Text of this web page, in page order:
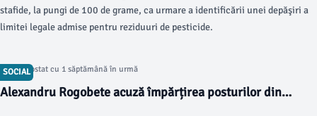
stafide, la pungi de 100 de grame, ca urmare a identificării unei depăşiri a
limitei legale admise pentru reziduuri de pesticide.
SOCIAL
Articol postat cu 1 săptămână în urmă
Alexandru Rogobete acuză împărțirea posturilor din